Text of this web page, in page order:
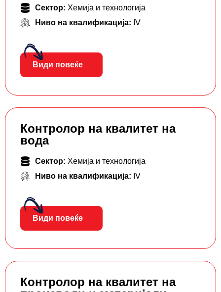
Сектор: Хемија и технологија
Ниво на квалификација: IV
Види повеќе
Контролор на квалитет на
вода
Сектор: Хемија и технологија
Ниво на квалификација: IV
Види повеќе
Контролор на квалитет на